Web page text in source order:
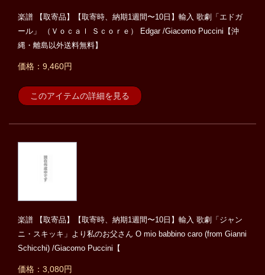
楽譜 【取寄品】【取寄時、納期1週間〜10日】輸入 歌劇「エドガ
ール」 （Ｖｏｃａｌ Ｓｃｏｒｅ） Edgar /Giacomo Puccini【沖
縄・離島以外送料無料】
価格：9,460円
このアイテムの詳細を見る
楽譜 【取寄品】【取寄時、納期1週間〜10日】輸入 歌劇「ジャン
ニ・スキッキ」より私のお父さん O mio babbino caro (from Gianni
Schicchi) /Giacomo Puccini【
価格：3,080円